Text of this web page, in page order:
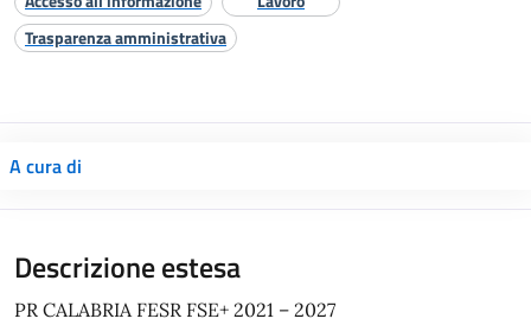
Trasparenza amministrativa
A cura di
Descrizione estesa
PR CALABRIA FESR FSE+ 2021 – 2027